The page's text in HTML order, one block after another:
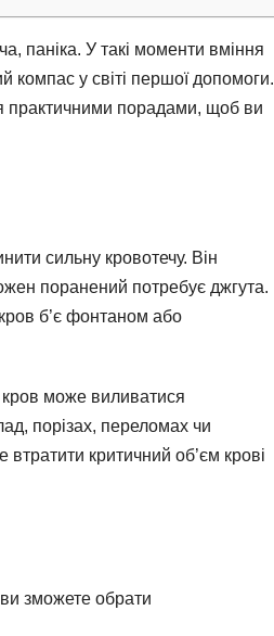
паніка. У такі моменти вміння
у світі першої допомоги.
практичними порадами, щоб ви
сильну кровотечу. Він
поранений потребує джгута.
б’є фонтаном або
кров може виливатися
порізах, переломах чи
критичний об’єм крові
ви зможете обрати